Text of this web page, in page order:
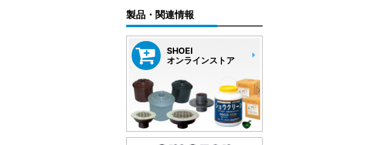
製品・関連情報
SHOEI
オンラインストア